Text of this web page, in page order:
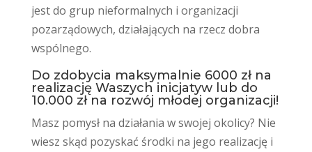
jest do grup nieformalnych i organizacji
pozarządowych, działających na rzecz dobra
wspólnego.
Do zdobycia maksymalnie 6000 zł na
realizację Waszych inicjatyw lub do
10.000 zł na rozwój młodej organizacji!
Masz pomysł na działania w swojej okolicy? Nie
wiesz skąd pozyskać środki na jego realizację i